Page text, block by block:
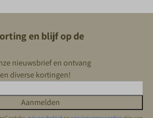
en blijf op de
nieuwsbrief en ontvang
diverse kortingen!
Aanmelden